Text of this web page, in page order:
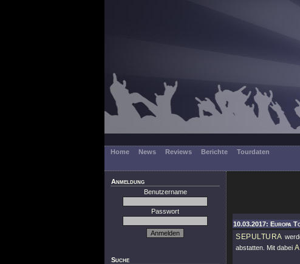
Home News Reviews Berichte
Tourdaten
Anmeldung
Benutzername
Passwort
Suche
10.03.2017: Europa
SEPULTURA
abstatten. Mit dabei